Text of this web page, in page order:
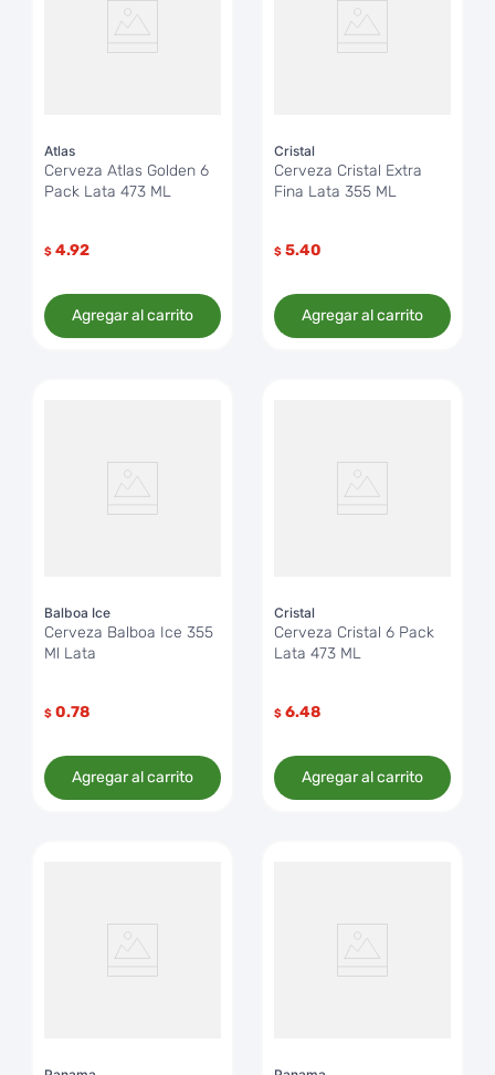
Atlas
Cerveza Atlas Golden 6
Pack Lata 473 ML
$ 4.92
Agregar al carrito
Cristal
Cerveza Cristal Extra
Fina Lata 355 ML
$ 5.40
Agregar al carrito
Balboa Ice
Cerveza Balboa Ice 355
Ml Lata
$ 0.78
Agregar al carrito
Cristal
Cerveza Cristal 6 Pack
Lata 473 ML
$ 6.48
Agregar al carrito